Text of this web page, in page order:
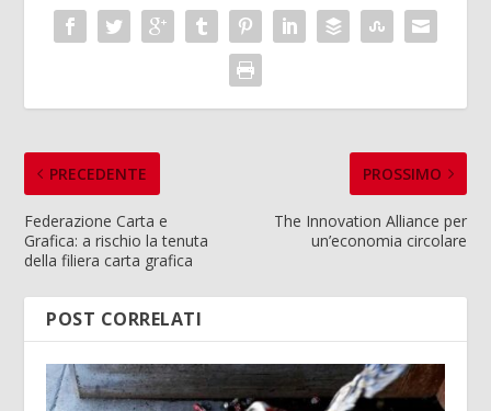
PRECEDENTE
Federazione Carta e
Grafica: a rischio la tenuta
della filiera carta grafica
PROSSIMO
The Innovation Alliance per
un’economia circolare
POST CORRELATI